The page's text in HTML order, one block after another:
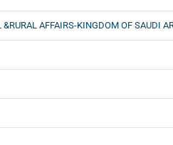
AFFAIRS-KINGDOM OF SAUDI